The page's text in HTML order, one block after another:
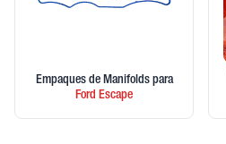
Empaques de Manifolds para
Ford Escape